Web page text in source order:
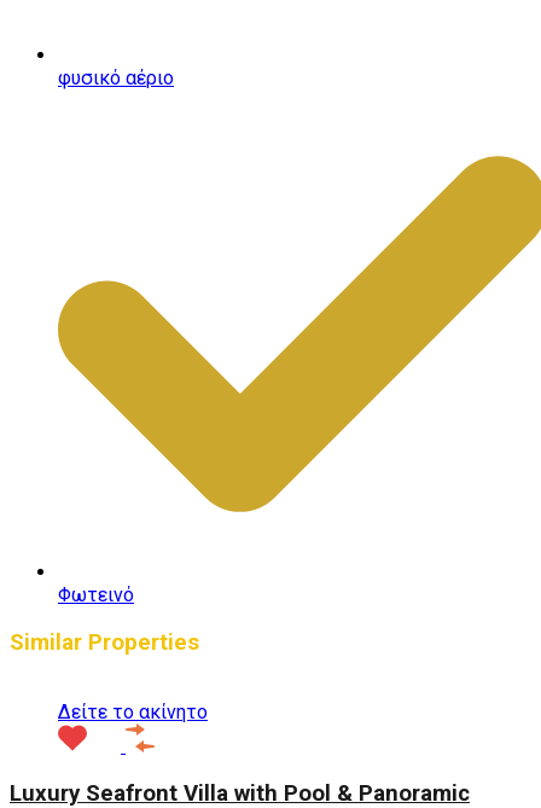
φυσικό αέριο
Φωτεινό
Similar Properties
Δείτε το ακίνητο
Luxury Seafront Villa with Pool & Panoramic